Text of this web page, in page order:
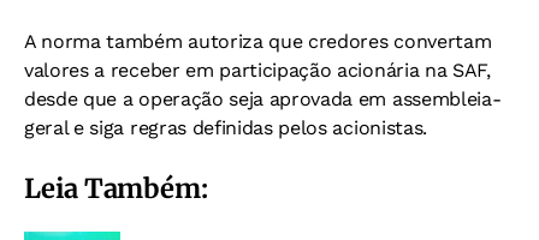
A norma também autoriza que credores convertam
valores a receber em participação acionária na SAF,
desde que a operação seja aprovada em assembleia-
geral e siga regras definidas pelos acionistas.
Leia Também: